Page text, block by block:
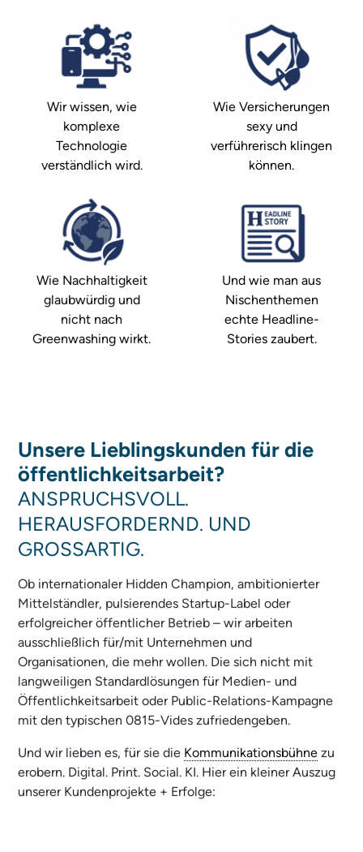
Wir wissen, wie
komplexe
Technologie
verständlich wird.
Wie Versicherungen
sexy und
verführerisch klingen
können.
Wie Nachhaltigkeit
glaubwürdig und
nicht nach
Greenwashing wirkt.
Und wie man aus
Nischenthemen
echte Headline-
Stories zaubert.
Unsere Lieblingskunden für die
öffentlichkeitsarbeit?
ANSPRUCHSVOLL.
HERAUSFORDERND. UND
GROSSARTIG.
Ob internationaler Hidden Champion, ambitionierter
Mittelständler, pulsierendes Startup-Label oder
erfolgreicher öffentlicher Betrieb – wir arbeiten
ausschließlich für/mit Unternehmen und
Organisationen, die mehr wollen. Die sich nicht mit
langweiligen Standardlösungen für Medien- und
Öffentlichkeitsarbeit oder Public-Relations-Kampagne
mit den typischen 0815-Vides zufriedengeben.
Und wir lieben es, für sie die Kommunikationsbühne zu
erobern. Digital. Print. Social. KI. Hier ein kleiner Auszug
unserer Kundenprojekte + Erfolge: